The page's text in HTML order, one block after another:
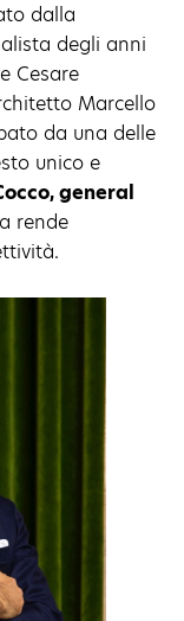
dalla
degli anni
Cesare
Marcello
da una delle
unico e
general
rende